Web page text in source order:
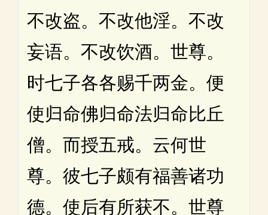
不改盗。不改他淫。不改
妄语。不改饮酒。世尊。
时七子各各赐千两金。便
使归命佛归命法归命比丘
僧。而授五戒。云何世
尊。彼七子颇有福善诸功
德。使后有所获不。世尊